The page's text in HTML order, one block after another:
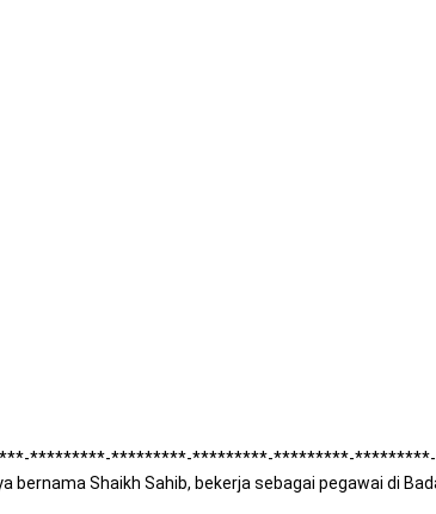
*********-*********-*********-*********-*********-
bernama Shaikh Sahib, bekerja sebagai pegawai di